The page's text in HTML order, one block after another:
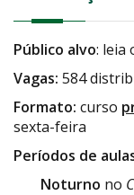
Público alvo: leia
Vagas: 584
Formato: curso
sexta-feira
Períodos de
Noturno no